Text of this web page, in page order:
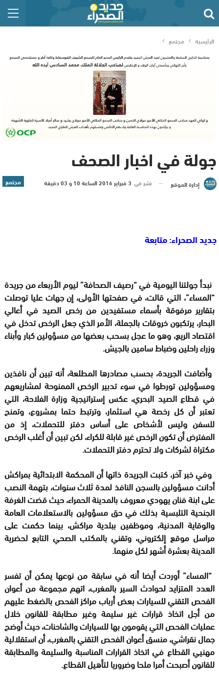
الرئيسية مجتمع
جولة في اخبار الصحف
مجتمع إدارة الموقع نشر في 3 فبراير 2016 الساعة 10 و 03 دقيقة
جديد الصحراء: متابعة
نبدأ جولتنا اليومية في “رصيف الصحافة” ليوم الأربعاء من جريدة
“المساء”، التي قالت، في صفحتها الأولى، إن جهات عليا توصلت
بتقارير مرفوقة بأسماء مستفيدين من رخص الصيد في أعالي
البحار، يرتكبون خروقات بالجملة، الأمر الذي جعل الرخص تدخل في
اقتصاد الريع، وهو ما عجل بسحب بعضها من مسؤولين كبار وأبناء
وزراء راحلين وضباط سامين بالجيش.
وأضافت الجريدة، بحسب مصادرها المطلعة، أنه تبين أن نافذين
ومسؤولين تورطوا في سوء تدبير الرخص الممنوحة لمشاريعهم
في قطاع الصيد البحري، عكس إستراتيجية وزارة الفلاحة، التي
تعتبر أن كل رخصة هي استثمار، وترتبط حتما بمشروع، وتمنح
للسفن وليس لأشخاص على أساس دفتر للتحملات، إذ من
المفترض أن تكون الرخص غير قابلة للكراء، لكن تبين أن أغلب الرخص
مكتراة لشركات ولا تحترم دفتر التحملات.
وفي خبر آخر، كتبت الجريدة ذاتها أن المحكمة الابتدائية بمراكش
أدانت مسؤولين بالسجن النافذ لمدة ثلاث سنوات، بتهمة النصب
على ابنة فنان يهودي معروف بالمدينة الحمراء، حيث قضت الغرفة
الجنحية التلبسية بذلك في حق مسؤولين بالاستعلامات العامة
والوقاية المدنية، وموظفين ببلدية مراكش، بينما حكمت على
مراسل موقع إلكتروني، وتقني بالمكتب الصحي التابع لحضرية
المدينة بعشرة أشهر لكل منهما.
“المساء” أوردت أيضا أنه في سابقة من نوعها يمكن أن تفسر
العدد المتزايد لحوادث السير بالمغرب، اتهم مجموعة من أعوان
الفحص التقني للسيارات بعض أرباب مراكز الفحص بالضغط عليهم
من أجل اتخاذ قرارات غير سليمة وغير مطابقة للقانون خلال
عمليات الفحص التي يقومون بها للسيارات والشاحنات، حيث أوضح
جمال نقراشي، منسق أعوان الفحص التقني بالمغرب، أن استقلالية
مهنيي القطاع في اتخاذ القرارات المناسبة والسليمة والمطابقة
للقانون أصبحت أمرا ملحا وضروريا لتأهيل القطاع.